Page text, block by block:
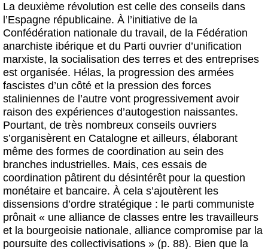
La deuxième révolution est celle des conseils dans
l’Espagne républicaine. À l’initiative de la
Confédération nationale du travail, de la Fédération
anarchiste ibérique et du Parti ouvrier d’unification
marxiste, la socialisation des terres et des entreprises
est organisée. Hélas, la progression des armées
fascistes d’un côté et la pression des forces
staliniennes de l’autre vont progressivement avoir
raison des expériences d’autogestion naissantes.
Pourtant, de très nombreux conseils ouvriers
s’organisèrent en Catalogne et ailleurs, élaborant
même des formes de coordination au sein des
branches industrielles. Mais, ces essais de
coordination pâtirent du désintérêt pour la question
monétaire et bancaire. À cela s’ajoutèrent les
dissensions d’ordre stratégique : le parti communiste
prônait « une alliance de classes entre les travailleurs
et la bourgeoisie nationale, alliance compromise par la
poursuite des collectivisations » (p. 88). Bien que la